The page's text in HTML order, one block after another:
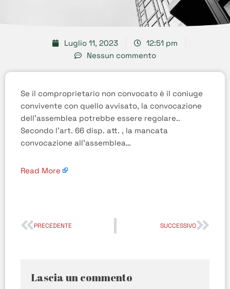
Luglio 11, 2023
12:51 pm
Nessun commento
Se il comproprietario non convocato è il coniuge
convivente con quello avvisato, la convocazione
dell’assemblea potrebbe essere regolare..
Secondo l’art. 66 disp. att. , la mancata
convocazione all’assemblea…
Read More
PRECEDENTE SUCCESSIVO
Lascia un commento